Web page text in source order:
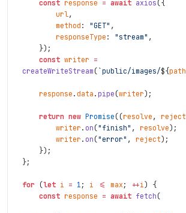
const response = await axios( {
url ,
method : "GET" ,
responseType : "stream" ,
}) ;
const writer =
createWriteStream( `public/images/${path
response . data . pipe(writer) ;
return new Promise((resolve , reject
writer . on("finish" , resolve) ;
writer . on("error" , reject) ;
}) ;
};
for (let i = 1 ; i <= max ; ++i )
{
const response = await fetch(